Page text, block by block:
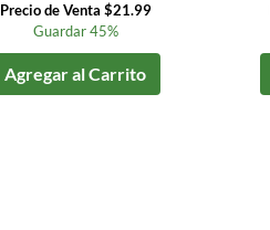
Precio de Venta $21.99
Guardar 45%
Agregar al Carrito